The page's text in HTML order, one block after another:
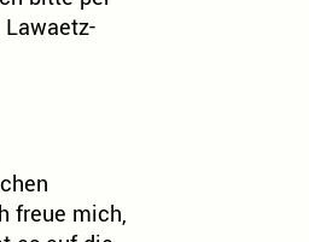
freue mich,